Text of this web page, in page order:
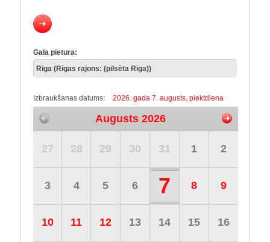
Gala pietura:
Izbraukšanas datums: 2026. gada 7. augusts, piektdiena
Augusts 2026
27 28 29 30 31 1 2
3 4 5 6 7 8 9
10 11 12 13 14 15 16